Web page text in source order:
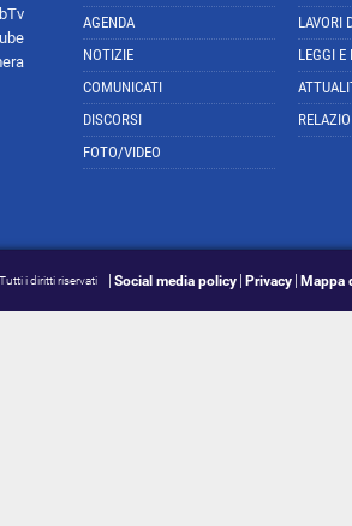
AGENDA
NOTIZIE
COMUNICATI
DISCORSI
FOTO/VIDEO
LAVORI
LEGGI E
i diritti riservati Social media policy Privacy Mappa